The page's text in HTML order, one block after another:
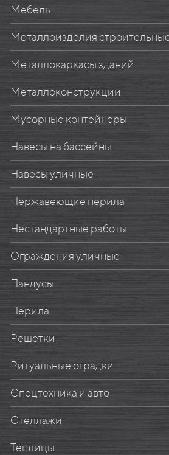
Мебель
Металлоизделия
Металлокаркасы зданий
Металлоконструкции
Мусорные контейнеры
Навесы на бассейны
Навесы уличные
Нержавеющие перила
Нестандартные работы
Ограждения уличные
Пандусы
Перила
Решетки
Ритуальные оградки
Спецтехника и авто
Стеллажи
Теплицы